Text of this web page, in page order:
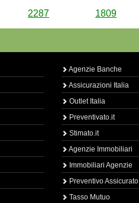
2287 1809
Agenzie Banche
Assicurazioni Italia
Outlet Italia
Preventivato.it
Stimato.it
Agenzie Immobiliari
Immobiliari Agenzie
Preventivo Assicurato
Tasso Mutuo